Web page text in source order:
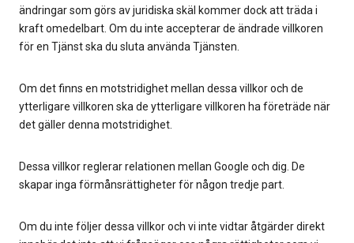
ändringar som görs av juridiska skäl kommer dock att träda i
kraft omedelbart. Om du inte accepterar de ändrade villkoren
för en Tjänst ska du sluta använda Tjänsten.
Om det finns en motstridighet mellan dessa villkor och de
ytterligare villkoren ska de ytterligare villkoren ha företräde när
det gäller denna motstridighet.
Dessa villkor reglerar relationen mellan Google och dig. De
skapar inga förmånsrättigheter för någon tredje part.
Om du inte följer dessa villkor och vi inte vidtar åtgärder direkt